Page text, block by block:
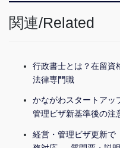
関連/Related
行政書士とは？在留資
法律専門職
かながわスタートアッ
管理ビザ新基準後の注
経営・管理ビザ更新で